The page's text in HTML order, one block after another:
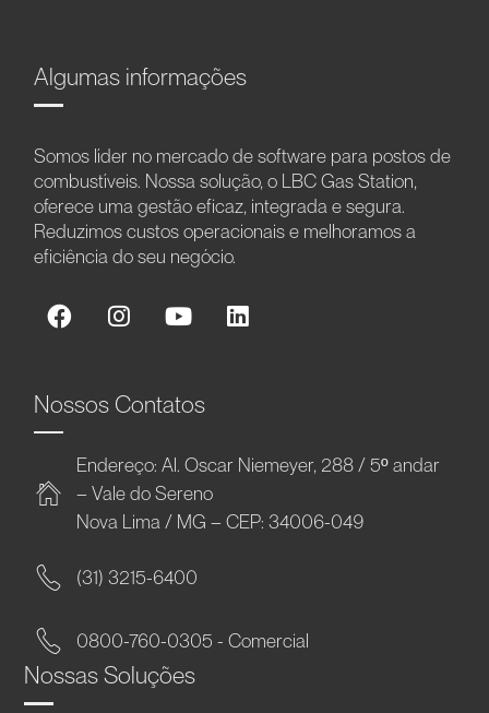
Algumas informações
Somos líder no mercado de software para postos de
combustíveis. Nossa solução, o LBC Gas Station,
oferece uma gestão eficaz, integrada e segura.
Reduzimos custos operacionais e melhoramos a
eficiência do seu negócio.
Nossos Contatos
Endereço: Al. Oscar Niemeyer, 288 / 5º andar
– Vale do Sereno
Nova Lima / MG – CEP: 34006-049
(31) 3215-6400
0800-760-0305 - Comercial
Nossas Soluções